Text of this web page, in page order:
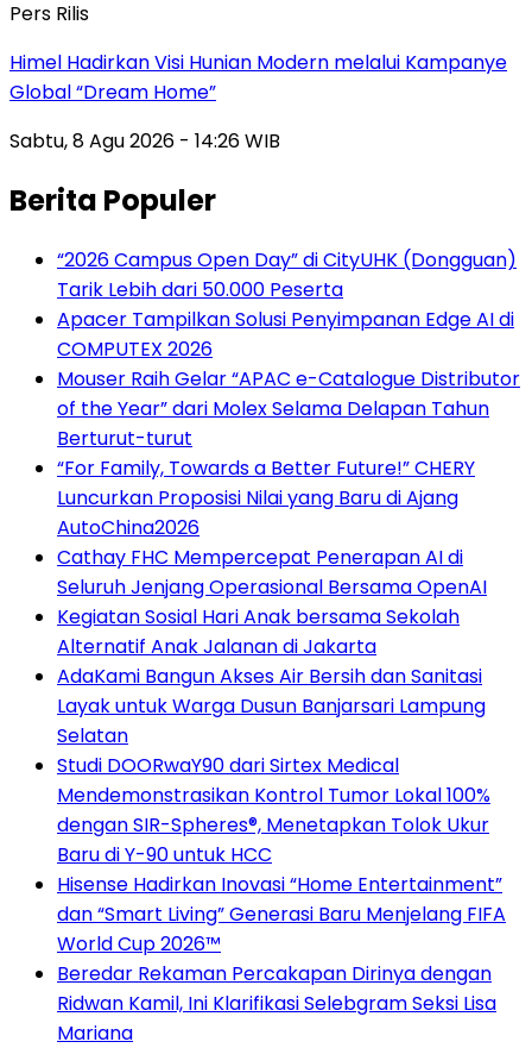
Pers Rilis
Himel Hadirkan Visi Hunian Modern melalui Kampanye
Global “Dream Home”
Sabtu, 8 Agu 2026 - 14:26 WIB
Berita Populer
“2026 Campus Open Day” di CityUHK (Dongguan)
Tarik Lebih dari 50.000 Peserta
Apacer Tampilkan Solusi Penyimpanan Edge AI di
COMPUTEX 2026
Mouser Raih Gelar “APAC e-Catalogue Distributor
of the Year” dari Molex Selama Delapan Tahun
Berturut-turut
“For Family, Towards a Better Future!” CHERY
Luncurkan Proposisi Nilai yang Baru di Ajang
AutoChina2026
Cathay FHC Mempercepat Penerapan AI di
Seluruh Jenjang Operasional Bersama OpenAI
Kegiatan Sosial Hari Anak bersama Sekolah
Alternatif Anak Jalanan di Jakarta
AdaKami Bangun Akses Air Bersih dan Sanitasi
Layak untuk Warga Dusun Banjarsari Lampung
Selatan
Studi DOORwaY90 dari Sirtex Medical
Mendemonstrasikan Kontrol Tumor Lokal 100%
dengan SIR-Spheres®, Menetapkan Tolok Ukur
Baru di Y-90 untuk HCC
Hisense Hadirkan Inovasi “Home Entertainment”
dan “Smart Living” Generasi Baru Menjelang FIFA
World Cup 2026™
Beredar Rekaman Percakapan Dirinya dengan
Ridwan Kamil, Ini Klarifikasi Selebgram Seksi Lisa
Mariana